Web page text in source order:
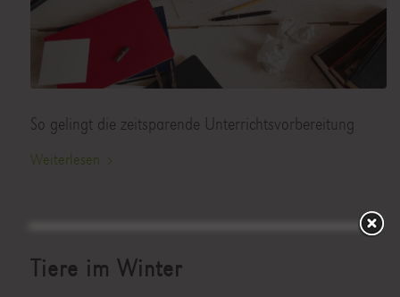
So gelingt die zeitsparende Unterrichtsvorbereitung
Weiterlesen
Tiere im Winter